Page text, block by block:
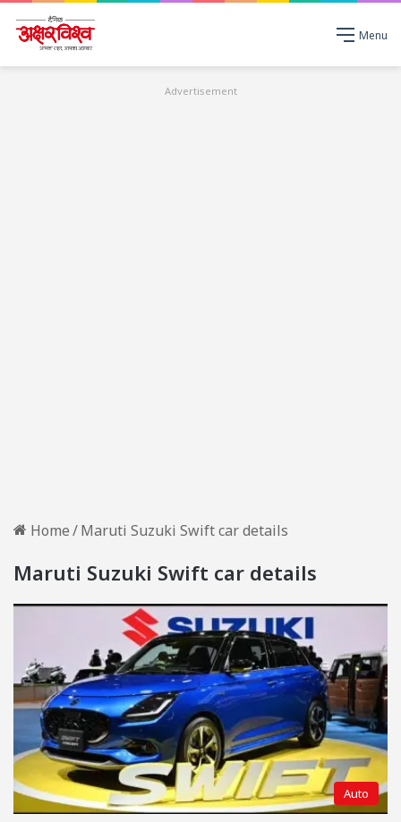
Menu
Advertisement
Home/Maruti Suzuki Swift car details
Maruti Suzuki Swift car details
Auto